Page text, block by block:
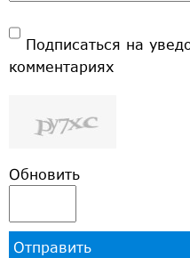
Подписаться на
комментариях
Обновить
Отправить